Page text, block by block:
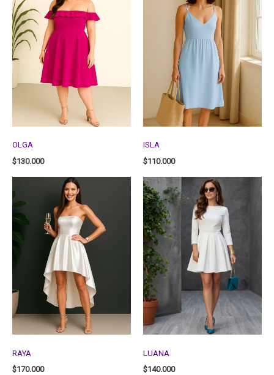
OLGA
$130.000
ISLA
$110.000
RAYA
$170.000
LUANA
$140.000